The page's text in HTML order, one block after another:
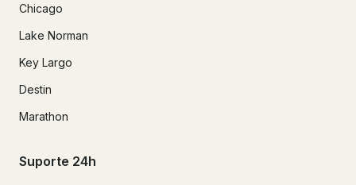
Chicago
Lake Norman
Key Largo
Destin
Marathon
Suporte 24h